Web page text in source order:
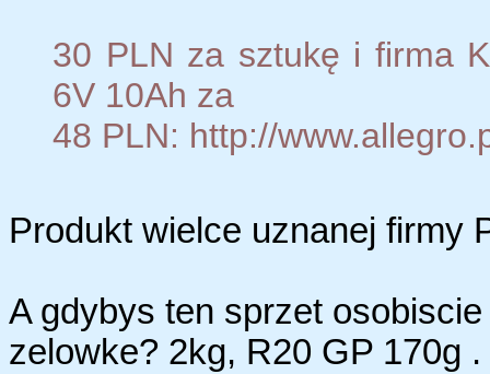
30 PLN za sztukę i firma
6V 10Ah za
48 PLN: http://
Produkt wielce uznanej firmy
A gdybys ten sprzet
zelowke? 2kg, R20 GP 170g .